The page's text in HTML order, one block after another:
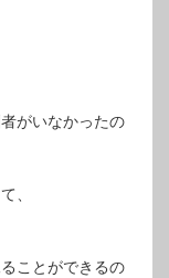
がいなかったの
、
ことができるの